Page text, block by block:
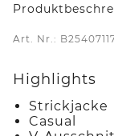
Art. Nr.:
Highlights
Strickjacke
Casual